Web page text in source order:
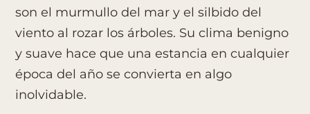
son el murmullo del mar y el silbido del
viento al rozar los árboles. Su clima benigno
y suave hace que una estancia en cualquier
época del año se convierta en algo
inolvidable.